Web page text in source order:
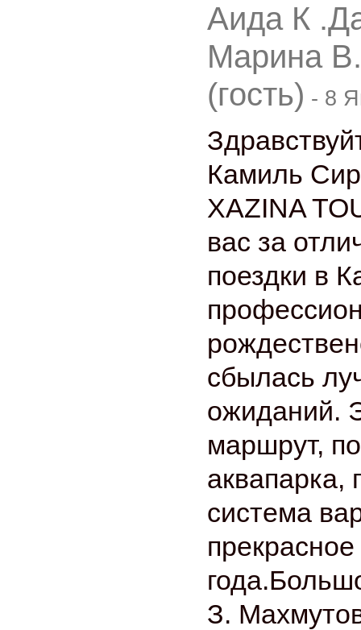
Аида К
Марина
(гость) - 8
Камиль
XAZINA
вас за
поездки в
сбылась
ожиданий.
маршрут,
аквапарка,
система
З.